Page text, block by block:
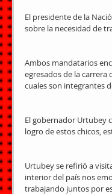
El presidente de la
sobre la necesidad de
Ambos mandatarios
egresados de la carrera
cuales son integrantes
El gobernador Urtubey
logro de estos chicos,
Urtubey se refirió a
interior del país nos
trabajando juntos por